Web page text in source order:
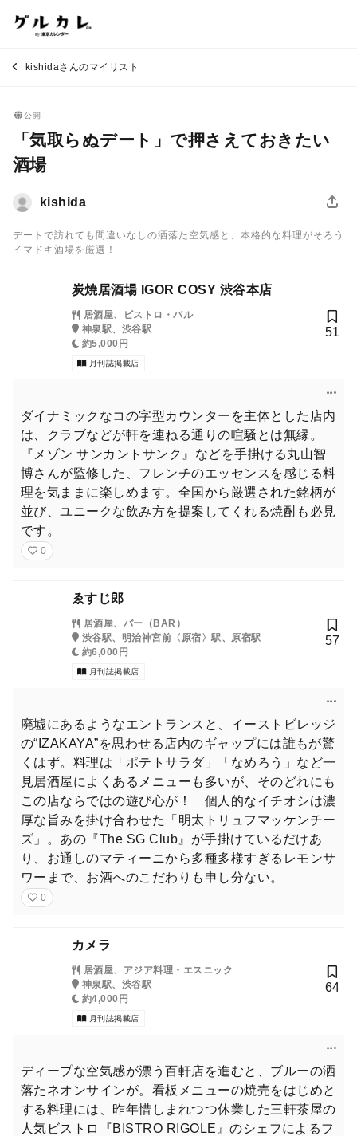
kishidaさんのマイリスト
公開
「気取らぬデート」で押さえておきたい
酒場
kishida
デートで訪れても間違いなしの洒落た空気感と、本格的な料理がそろう
イマドキ酒場を厳選！
炭焼居酒場 IGOR COSY 渋谷本店
居酒屋、ビストロ・バル
神泉駅、渋谷駅
約5,000円
月刊誌掲載店
51
ダイナミックなコの字型カウンターを主体とした店内
は、クラブなどが軒を連ねる通りの喧騒とは無縁。
『メゾン サンカントサンク』などを手掛ける丸山智
博さんが監修した、フレンチのエッセンスを感じる料
理を気ままに楽しめます。全国から厳選された銘柄が
並び、ユニークな飲み方を提案してくれる焼酎も必見
です。
0
ゑすじ郎
居酒屋、バー（BAR）
渋谷駅、明治神宮前〈原宿〉駅、原宿駅
約6,000円
月刊誌掲載店
57
廃墟にあるようなエントランスと、イーストビレッジ
の“IZAKAYA”を思わせる店内のギャップには誰もが驚
くはず。料理は「ポテトサラダ」「なめろう」など一
見居酒屋によくあるメニューも多いが、そのどれにも
この店ならではの遊び心が！ 個人的なイチオシは濃
厚な旨みを掛け合わせた「明太トリュフマッケンチー
ズ」。あの『The SG Club』が手掛けているだけあ
り、お通しのマティーニから多種多様すぎるレモンサ
ワーまで、お酒へのこだわりも申し分ない。
0
カメラ
居酒屋、アジア料理・エスニック
神泉駅、渋谷駅
約4,000円
月刊誌掲載店
64
ディープな空気感が漂う百軒店を進むと、ブルーの洒
落たネオンサインが。看板メニューの焼売をはじめと
する料理には、昨年惜しまれつつ休業した三軒茶屋の
人気ビストロ『BISTRO RIGOLE』のシェフによるフ